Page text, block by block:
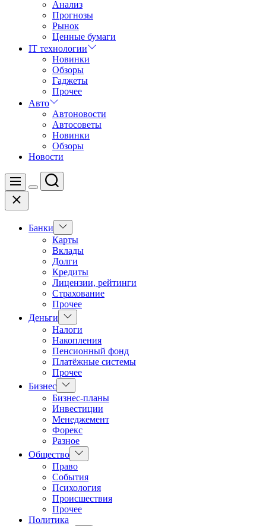
Анализ
Прогнозы
Рынок
Ценные бумаги
IT технологии
Новинки
Обзоры
Гаджеты
Прочее
Авто
Автоновости
Автосоветы
Новинки
Обзоры
Новости
Меню
Цвет
Поиск
Закрыть
Банки
Показать
подменю
Карты
Вклады
Долги
Кредиты
Лицензии, рейтинги
Страхование
Прочее
Деньги
Показать
подменю
Налоги
Накопления
Пенсионный фонд
Платёжные системы
Прочее
Бизнес Показать
подменю
Бизнес-планы
Инвестиции
Менеджемент
Форекс
Разное
Общество Показать
подменю
Право
События
Психология
Происшествия
Прочее
Политика